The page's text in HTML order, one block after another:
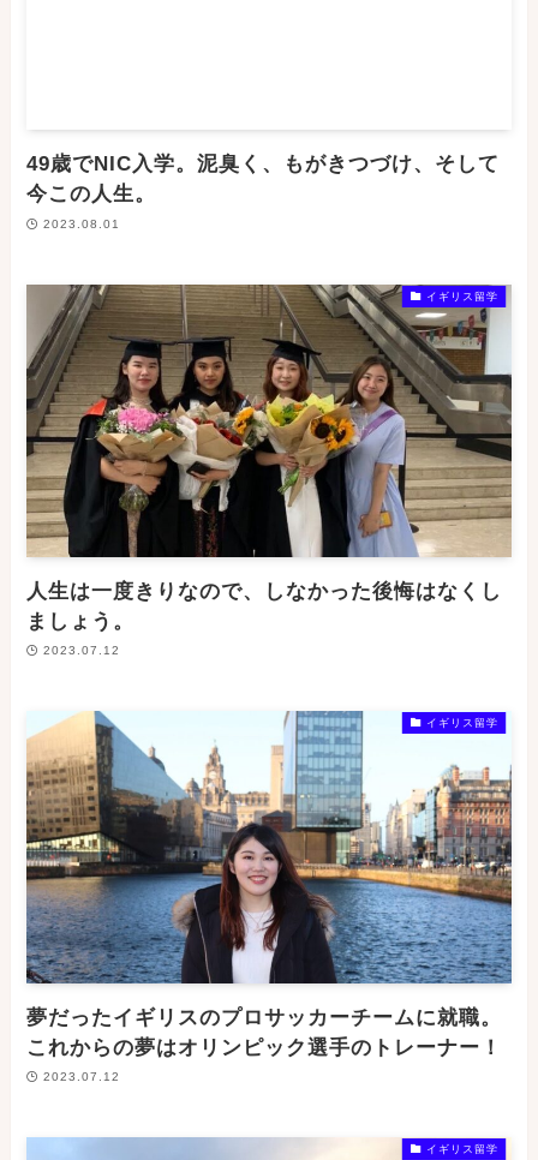
49歳でNIC入学。泥臭く、もがきつづけ、そして
今この人生。
2023.08.01
イギリス留学
人生は一度きりなので、しなかった後悔はなくし
ましょう。
2023.07.12
イギリス留学
夢だったイギリスのプロサッカーチームに就職。
これからの夢はオリンピック選手のトレーナー！
2023.07.12
イギリス留学